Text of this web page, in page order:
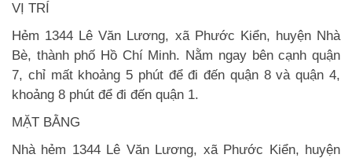
VỊ TRÍ
Hẻm 1344 Lê Văn Lương, xã Phước Kiển, huyện Nhà
Bè, thành phố Hồ Chí Minh. Nằm ngay bên cạnh quận
7, chỉ mất khoảng 5 phút để đi đến quận 8 và quận 4,
khoảng 8 phút để đi đến quận 1.
MẶT BẰNG
Nhà hẻm 1344 Lê Văn Lương, xã Phước Kiển, huyện